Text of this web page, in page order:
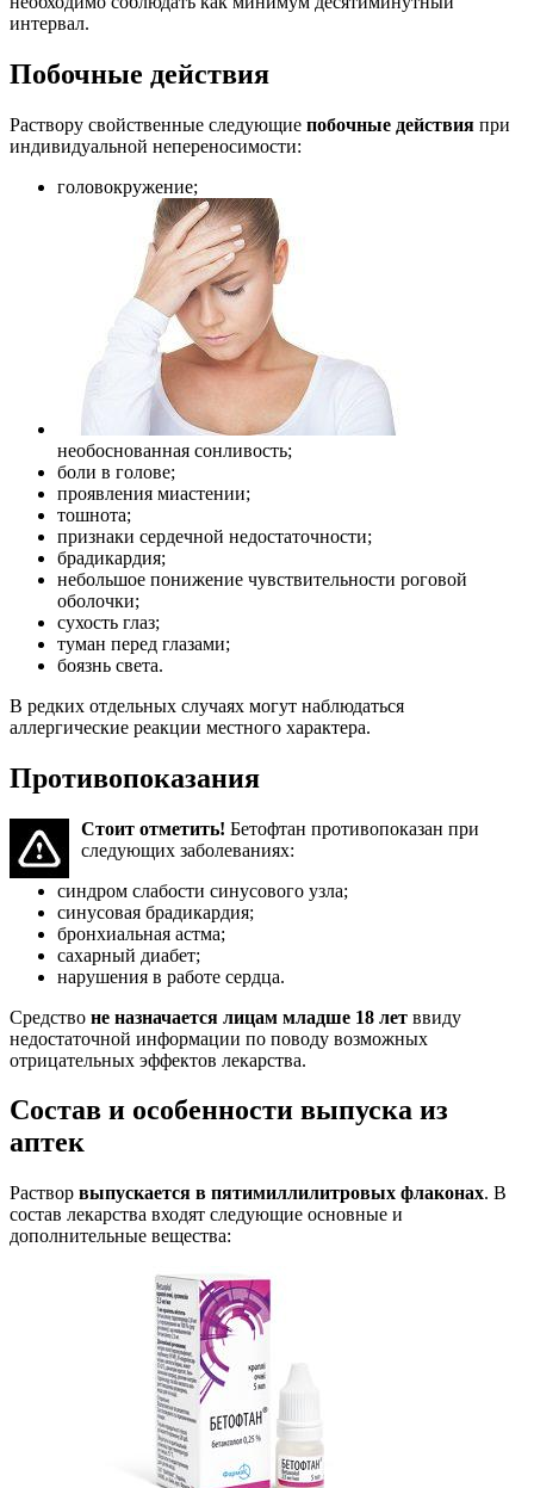
интервал.
Побочные действия
Раствору свойственные следующие побочные действия при
индивидуальной непереносимости:
головокружение;
необоснованная сонливость;
боли в голове;
проявления миастении;
тошнота;
признаки сердечной недостаточности;
брадикардия;
небольшое понижение чувствительности роговой
оболочки;
сухость глаз;
туман перед глазами;
боязнь света.
В редких отдельных случаях могут наблюдаться
аллергические реакции местного характера.
Противопоказания
Стоит отметить! Бетофтан противопоказан при
следующих заболеваниях:
синдром слабости синусового узла;
синусовая брадикардия;
бронхиальная астма;
сахарный диабет;
нарушения в работе сердца.
Средство не назначается лицам младше 18 лет ввиду
недостаточной информации по поводу возможных
отрицательных эффектов лекарства.
Состав и особенности выпуска из
аптек
Раствор выпускается в пятимиллилитровых флаконах. В
состав лекарства входят следующие основные и
дополнительные вещества: